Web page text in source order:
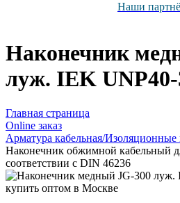
Наши
Наконечник
луж. IEK UNP40-
Главная страница
Оnline заказ
Арматура кабельная/Изоляционные
Наконечник обжимной кабельный
соответствии с DIN 46236